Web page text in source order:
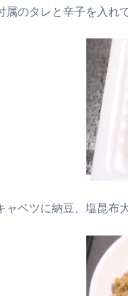
属のタレと辛子を入れ
ャベツに納豆、塩昆布